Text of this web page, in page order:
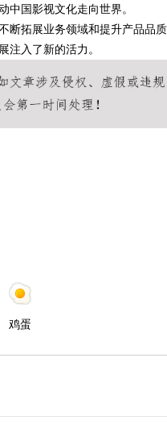
中国影视文化走向世界。
断拓展业务领域和提升产品品
注入了新的活力。
鸡蛋